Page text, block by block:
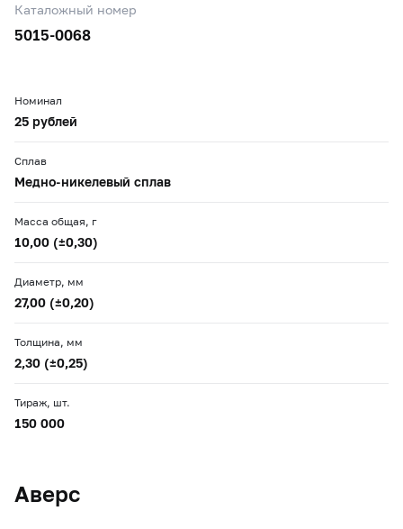
Каталожный номер
5015-0068
Номинал
25 рублей
Сплав
Медно-никелевый сплав
Масса общая, г
10,00 (±0,30)
Диаметр, мм
27,00 (±0,20)
Толщина, мм
2,30 (±0,25)
Тираж, шт.
150 000
Аверс